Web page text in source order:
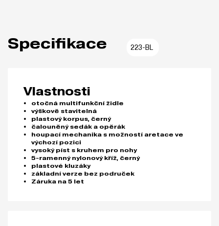
Specifikace 223-BL
Vlastnosti
otočná multifunkční židle
výškově stavitelná
plastový korpus, černý
čalouněný sedák a opěrák
houpací mechanika s možností aretace ve
výchozí pozici
vysoký píst s kruhem pro nohy
5-ramenný nylonový kříž, černý
plastové kluzáky
základní verze bez područek
Záruka na 5 let